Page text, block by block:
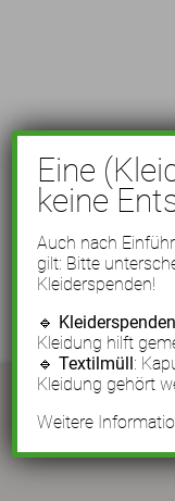
Eine
keine
Auch nach
gilt: Bitte
Kleiderspenden!
🔹 Kleiderspenden
Kleidung hilft
🔹Textilmüll:
Kleidung gehört
Weitere